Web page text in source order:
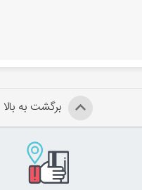
برگشت به بالا